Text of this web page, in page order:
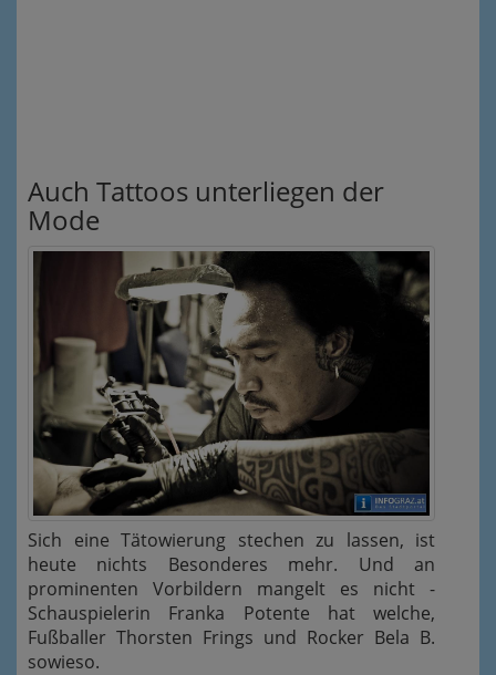
Auch Tattoos unterliegen der
Mode
Sich eine Tätowierung stechen zu lassen, ist
heute nichts Besonderes mehr. Und an
prominenten Vorbildern mangelt es nicht -
Schauspielerin Franka Potente hat welche,
Fußballer Thorsten Frings und Rocker Bela B.
sowieso.